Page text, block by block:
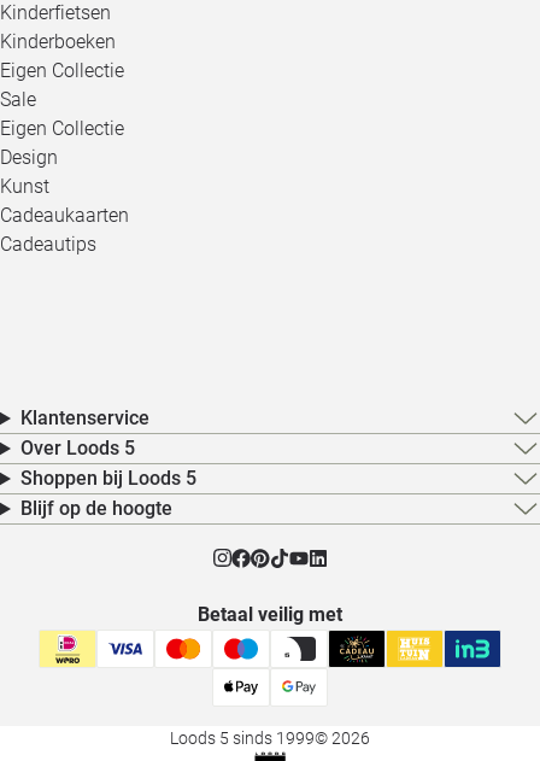
Kinderfietsen
Kinderboeken
Eigen Collectie
Sale
Eigen Collectie
Design
Kunst
Cadeaukaarten
Cadeautips
Klantenservice
Over Loods 5
Shoppen bij Loods 5
Blijf op de hoogte
Betaal veilig met
Loods 5 sinds 1999© 2026